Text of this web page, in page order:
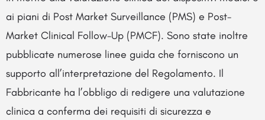
ai piani di Post Market Surveillance (PMS) e Post-
Market Clinical Follow-Up (PMCF). Sono state inoltre
pubblicate numerose linee guida che forniscono un
supporto all’interpretazione del Regolamento. Il
Fabbricante ha l’obbligo di redigere una valutazione
clinica a conferma dei requisiti di sicurezza e